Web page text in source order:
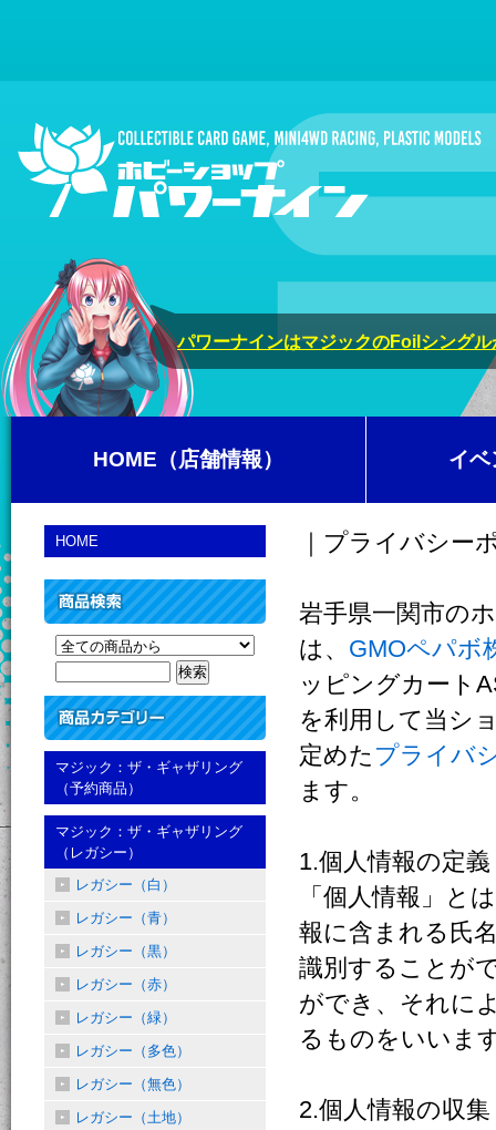
パワーナインはマジックのFoilシング
HOME（店舗情報） イベ
｜プライバシー
岩手県一関市の
は、 GMOペパボ
ッピングカー
を利用して当シ
定めた プライバ
ます。
1.個人情報の定義
「個人情報」と
報に含まれる氏
識別することが
ができ、それに
るものをいいま
2.個人情報の収集
HOME
マジック：ザ・ギャザリング
（予約商品）
マジック：ザ・ギャザリング
（レガシー）
レガシー（白）
レガシー（青）
レガシー（黒）
レガシー（赤）
レガシー（緑）
レガシー（多色）
レガシー（無色）
レガシー（土地）